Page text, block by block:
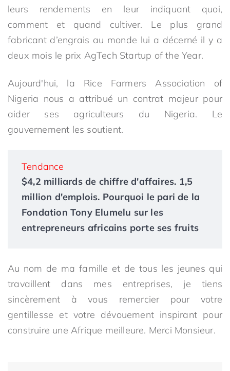
leurs rendements en leur indiquant quoi,
comment et quand cultiver. Le plus grand
fabricant d’engrais au monde lui a décerné il y a
deux mois le prix AgTech Startup of the Year.
Aujourd'hui, la Rice Farmers Association of
Nigeria nous a attribué un contrat majeur pour
aider ses agriculteurs du Nigeria. Le
gouvernement les soutient.
Tendance
$4,2 milliards de chiffre d'affaires. 1,5
million d'emplois. Pourquoi le pari de la
Fondation Tony Elumelu sur les
entrepreneurs africains porte ses fruits
Au nom de ma famille et de tous les jeunes qui
travaillent dans mes entreprises, je tiens
sincèrement à vous remercier pour votre
gentillesse et votre dévouement inspirant pour
construire une Afrique meilleure. Merci Monsieur.